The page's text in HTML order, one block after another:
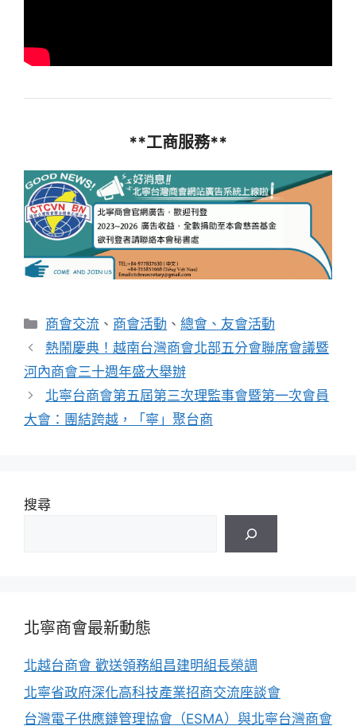
**工商服務**
分
類
商會交流 、 商會活動 、總會、友會活動
熱鬧慶典！越南台灣商會北部五分會聯席會議暨
河內商會三十週年盛大舉辦
北寧台商會第五屆第三次理監事會暨第一次會員
大會：團結跨越，「寧」聚台商
搜尋
北寧商會最新動態
北越台商會 歡送領務組昌建明組長榮調
北寧省政府深化高科技產業招商交流座談會
台灣電子供應鏈管理協會（ESMA）與北寧台灣商會